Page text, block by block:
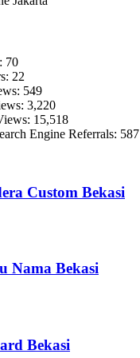
70
22
549
3,220
15,518
Engine Referrals: 587
Custom Bekasi
Nama Bekasi
Bekasi